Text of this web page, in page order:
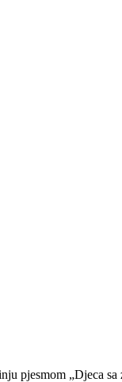
pjesmom „Djeca sa